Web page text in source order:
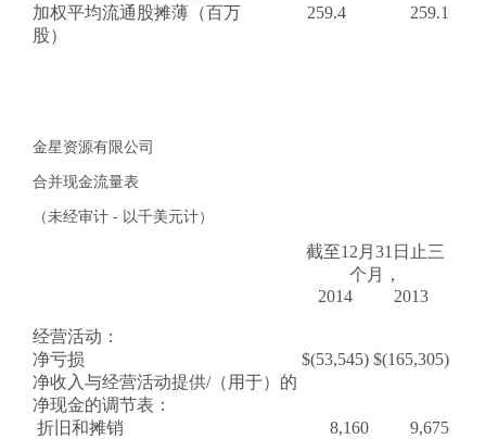
加权平均流通股摊薄（百万
股）
259.4 259.1
金星资源有限公司
合并现金流量表
（未经审计 - 以千美元计）
截至12月31日 止三
个月，
2014
2013
经营活动：
净亏损
$(53,545) $(165,305)
净收入与经营活动提供/（用于）的
净现金的调节表：
折旧和摊销
8,160
9,675